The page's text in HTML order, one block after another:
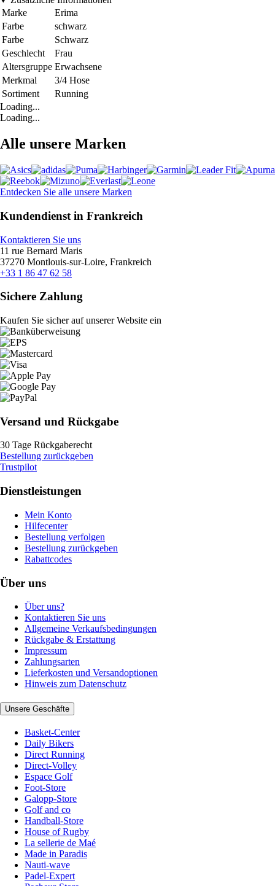
Marke
Erima
Farbe
schwarz
Farbe
Schwarz
Geschlecht
Frau
Altersgruppe Erwachsene
Merkmal
3/4 Hose
Sortiment
Running
Loading...
Loading...
Alle unsere Marken
Entdecken Sie alle unsere Marken
Kundendienst in Frankreich
Kontaktieren Sie uns
11 rue Bernard Maris
37270 Montlouis-sur-Loire, Frankreich
+33 1 86 47 62 58
Sichere Zahlung
Kaufen Sie sicher auf unserer Website ein
Versand und Rückgabe
30 Tage Rückgaberecht
Bestellung zurückgeben
Trustpilot
Dienstleistungen
Mein Konto
Hilfecenter
Bestellung verfolgen
Bestellung zurückgeben
Rabattcodes
Über uns
Über uns?
Kontaktieren Sie uns
Allgemeine Verkaufsbedingungen
Rückgabe & Erstattung
Impressum
Zahlungsarten
Lieferkosten und Versandoptionen
Hinweis zum Datenschutz
Unsere Geschäfte
Basket-Center
Daily Bikers
Direct Running
Direct-Volley
Espace Golf
Foot-Store
Galopp-Store
Golf and co
Handball-Store
House of Rugby
La sellerie de Maé
Made in Paradis
Nauti-wave
Padel-Expert